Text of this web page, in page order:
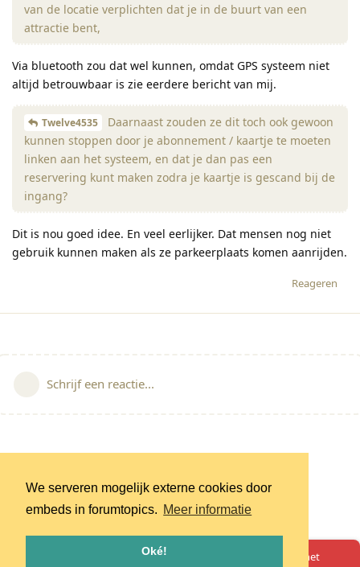
We serveren mogelijk externe cookies door
embeds in forumtopics. Meer informatie
Oké!
van de locatie verplichten dat je in de buurt van een
attractie bent,
Via bluetooth zou dat wel kunnen, omdat GPS systeem niet
altijd betrouwbaar is zie eerdere bericht van mij.
Twelve4535
Daarnaast zouden ze dit toch ook gewoon
kunnen stoppen door je abonnement / kaartje te moeten
linken aan het systeem, en dat je dan pas een
reservering kunt maken zodra je kaartje is gescand bij de
ingang?
Dit is nou goed idee. En veel eerlijker. Dat mensen nog niet
gebruik kunnen maken als ze parkeerplaats komen aanrijden.
Reageren
Schrijf een reactie...
Oeps! Er is iets misgegaan. Herlaad de pagina en probeer het